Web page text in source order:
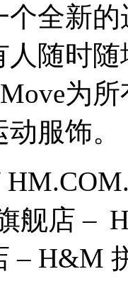
全新
人随时
为
服饰。
舰店 –
– H&M